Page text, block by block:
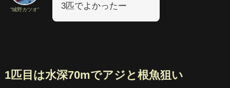
“城野カツオ”
3匹でよかったー
1匹目は水深70mでアジと根魚狙い